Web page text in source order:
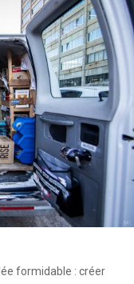
formidable : créer